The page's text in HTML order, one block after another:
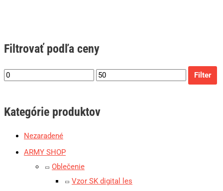
Filtrovať podľa ceny
Filter
Kategórie produktov
Nezaradené
ARMY SHOP
Oblečenie
Vzor SK digital les